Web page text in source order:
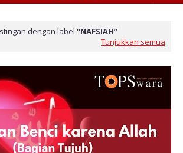
dengan label
NAFSIAH
Tunjukkan semua